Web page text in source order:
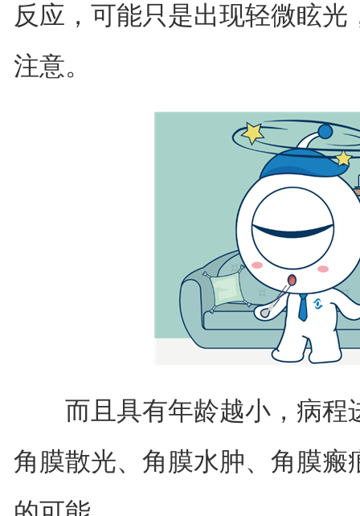
反应，可能只是出现轻微眩
注意。
而且具有年龄越小，病程
角膜散光、角膜水肿、角膜